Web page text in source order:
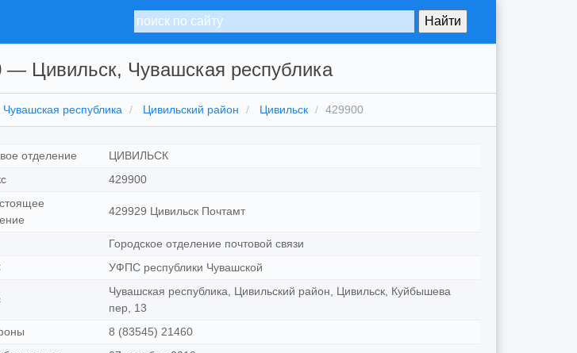
— Цивильск, Чувашская республика
Чувашская республика Цивильский район Цивильск 429900
отделение
ЦИВИЛЬСК
429900
429929 Цивильск Почтамт
Городское отделение почтовой связи
УФПС республики Чувашской
Чувашская республика, Цивильский район, Цивильск, Куйбышева
пер, 13
8 (83545) 21460